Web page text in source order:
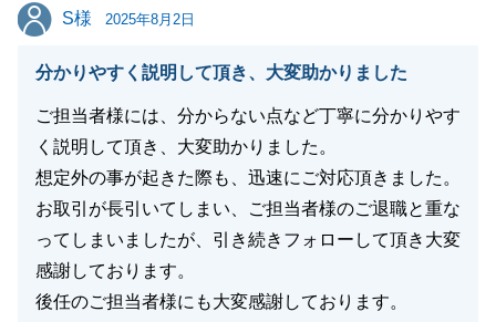
今後とも、よろしくお願い申し上げます。
閉じる
S様
S様 2025年8月2日
分かりやすく説明して頂き、大変助かりました
ご担当者様には、分からない点など丁寧に分かりやす
く説明して頂き、大変助かりました。
想定外の事が起きた際も、迅速にご対応頂きました。
お取引が長引いてしまい、ご担当者様のご退職と重な
ってしまいましたが、引き続きフォローして頂き大変
感謝しております。
後任のご担当者様にも大変感謝しております。